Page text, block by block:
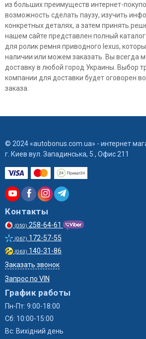
из больших преимуществ интернет-
возможность сделать паузу, изучить
конкретных деталях, а затем принять
нашем сайте представлен полный
для ролик ремня приводного lexus,
наличии или можем заказать. Вы всегда
доставку в любой город Украины. Выбор
компании для доставки будет оговорен
заказа.
© 2024 «autobonus.com.ua» - интернет
г. Киев вул. Западинська, 5 , Офис 211
Контакты
(050) 258-64-61
(067) 172-57-55
(063) 140-31-86
Заказать звонок
Запрос по VIN
График работы
Пн-Пт: 9:00-18:00
Сб: 10:00-15:00
Вс: Вихідний день